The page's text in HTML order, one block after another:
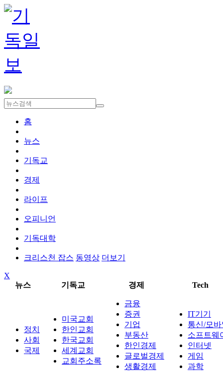
홈
뉴스
기독교
경제
라이프
오피니언
기독대학
크리스천 잡스 동영상 더보기
X
뉴스
기독교 경제 Tech
정치
사회
국제
미국교회
한인교회
한국교회
세계교회
교회주소록
금융
증권
기업
부동산
한인경제
글로벌경제
생활경제
IT기기
통신/모
소프트웨
인터넷
게임
과학